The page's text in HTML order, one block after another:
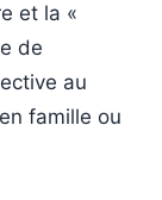
et la «
de
au
famille ou